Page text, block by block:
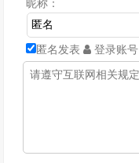
昵称：
匿名发表 登录账号